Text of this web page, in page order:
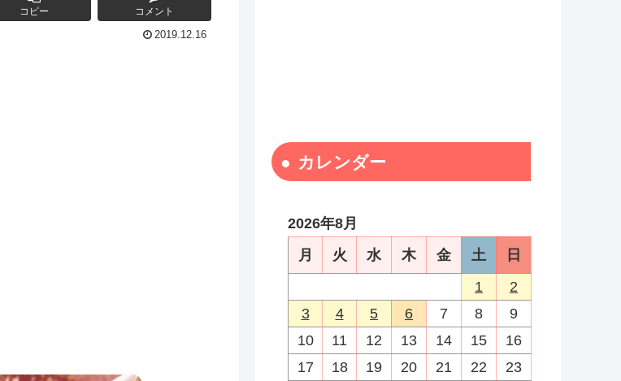
コピー コメント
2019.12.16
カレンダー
2026年8月
月
火 水 木 金 土
日
1
2
3
4 5 6 7 8
9
10
11 12 13 14 15
16
17
18 19 20 21 22
23